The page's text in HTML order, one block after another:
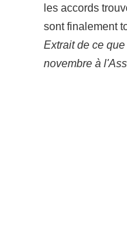
les accords
sont finalement
Extrait de ce
novembre à